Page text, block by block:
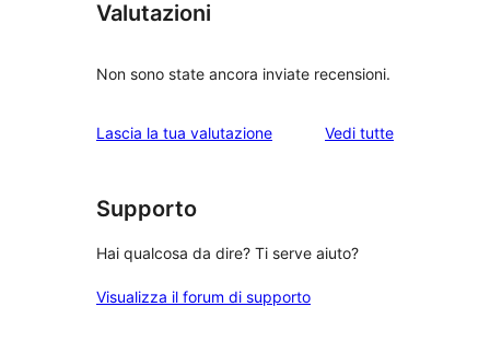
Valutazioni
Non sono state ancora inviate recensioni.
Lascia la tua valutazione Vedi tuttele
Supporto
Hai qualcosa da dire? Ti serve aiuto?
Visualizza il forum di supporto